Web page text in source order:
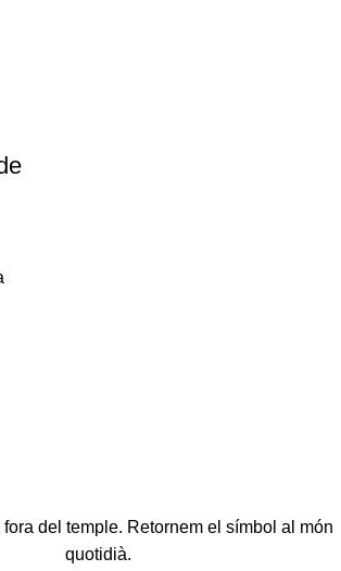
del temple. Retornem el símbol al món
quotidià.